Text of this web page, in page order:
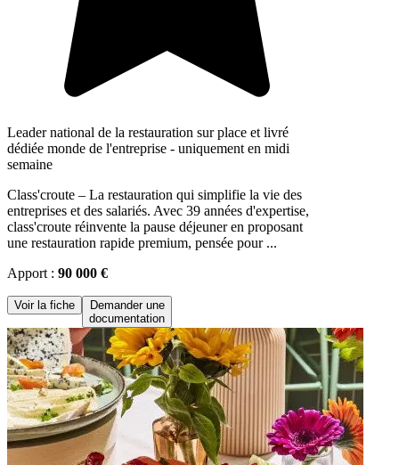
Leader national de la restauration sur place et livré
dédiée monde de l'entreprise - uniquement en midi
semaine
Class'croute – La restauration qui simplifie la vie des
entreprises et des salariés. Avec 39 années d'expertise,
class'croute réinvente la pause déjeuner en proposant
une restauration rapide premium, pensée pour ...
Apport : 90 000 €
Voir la fiche
Demander une
documentation